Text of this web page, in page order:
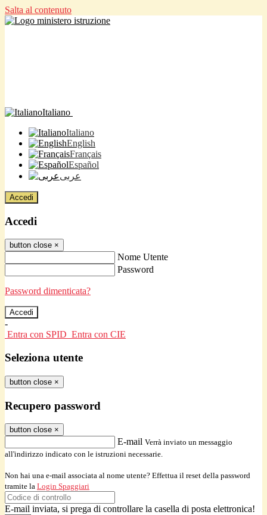
Salta al contenuto
Italiano
Italiano
English
Français
Español
عربى
Accedi
Accedi
button close ×
Nome Utente
Password
Password dimenticata?
-
Entra con SPID Entra con CIE
Seleziona utente
button close ×
Recupero password
button close ×
E-mail Verrà inviato un messaggio
all'indirizzo indicato con le istruzioni necessarie.
Non hai una e-mail associata al nome utente? Effettua il reset della password
tramite la Login Spaggiari
E-mail inviata, si prega di controllare la casella di posta elettronica!